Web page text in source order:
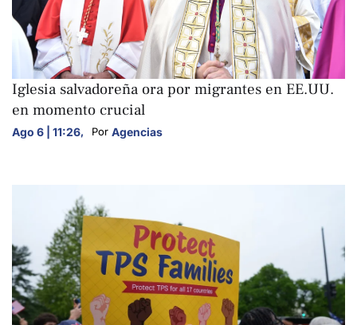
NACIONALES
Iglesia salvadoreña ora por migrantes en EE.UU.
en momento crucial
Ago 6 | 11:26, Por Agencias